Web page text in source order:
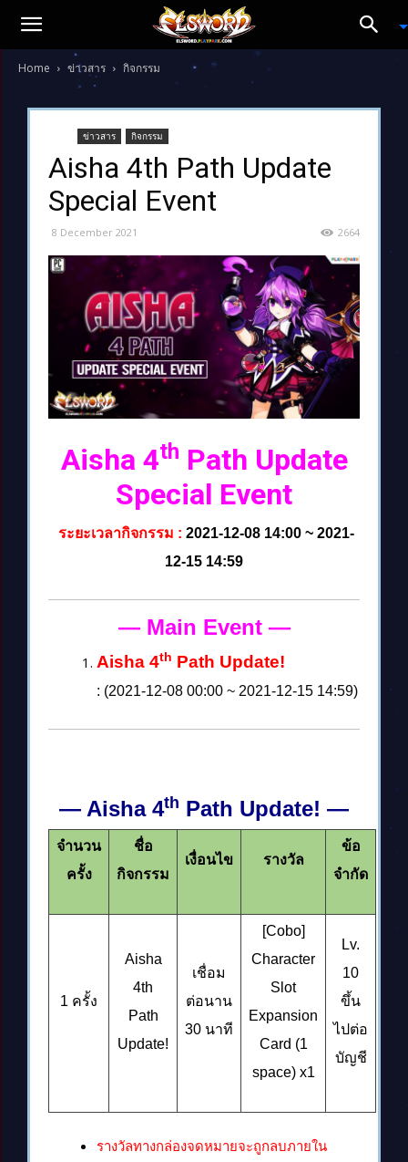
Home ข่าวสาร กิจกรรม
ข่าวสาร กิจกรรม
Aisha 4th Path Update
Special Event
8 December 2021 2664
Aisha 4th Path Update
Special Event
ระยะเวลากิจกรรม : 2021-12-08 14:00 ~ 2021-
12-15 14:59
— Main Event —
Aisha 4th Path Update!
: (2021-12-08 00:00 ~ 2021-12-15 14:59)
— Aisha 4th Path Update! —
จำนวน
ครั้ง
ชื่อ
กิจกรรม
เงื่อนไข รางวัล
ข้อ
จำกัด
1 ครั้ง
Aisha
4th
Path
Update!
เชื่อม
ต่อนาน
30 นาที
[Cobo]
Character
Slot
Expansion
Card (1
space) x1
Lv.
10
ขึ้น
ไปต่อ
บัญชี
รางวัลทางกล่องจดหมายจะถูกลบภายใน